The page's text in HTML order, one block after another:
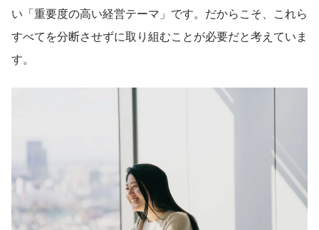
い「重要度の高い経営テーマ」です。だからこそ、これら
すべてを分断させずに取り組むことが必要だと考えていま
す。